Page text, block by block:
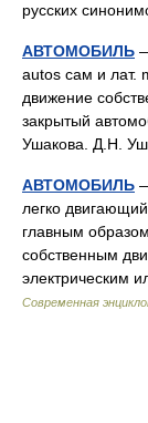
русских
АВТОМОБИЛЬ
autos сам и лат.
движение
закрытый
Ушакова. Д.Н.
АВТОМОБИЛЬ
легко
главным
собственным
электрическим
Современная